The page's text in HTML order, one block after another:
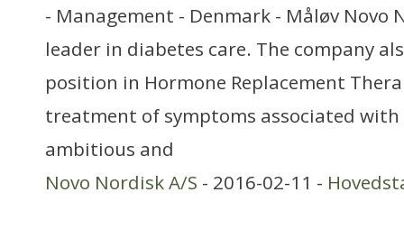
- Management - Denmark - Måløv Novo
leader in diabetes care. The company
position in Hormone Replacement
treatment of symptoms associated with
ambitious and
Novo Nordisk A/S - 2016-02-11 -